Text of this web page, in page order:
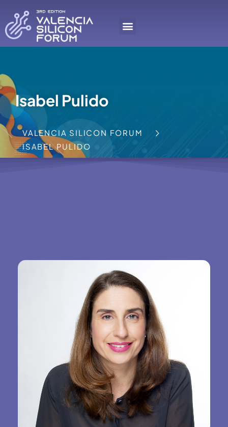
Isabel Pulido
VALENCIA SILICON FORUM
ISABEL PULIDO